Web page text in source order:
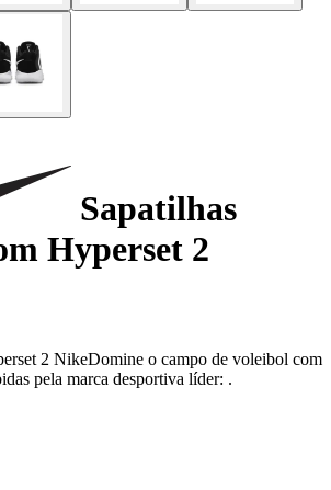
Sapatilhas
Hyperset 2
2 NikeDomine o campo de voleibol com
pela marca desportiva líder: .